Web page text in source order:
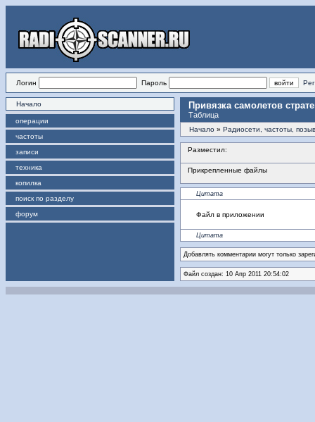
Логин Пароль
Начало
операции
частоты
записи
техника
копилка
поиск по разделу
форум
Привязка самолетов
Таблица
Начало » Радиосети, частоты,
Разместил:
Прикрепленные файлы
Цитата
Файл в приложении
Цитата
Добавлять комментарии могут только
Файл создан: 10 Апр 2011 20:54:02